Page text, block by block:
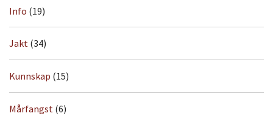
Info (19)
Jakt (34)
Kunnskap (15)
Mårfangst (6)